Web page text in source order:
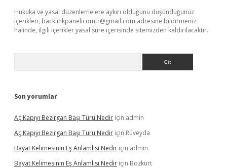
Hukuka ve yasal düzenlemelere aykırı olduğunu düşündüğünüz
içerikleri, backlinkpanelicomtr@gmail.com adresine bildirmeniz
halinde, ilgili içerikler yasal süre içerisinde sitemizden kaldırılacaktır.
Son yorumlar
Aç Kapıyı Bezirgan Başı Türü Nedir için admin
Aç Kapıyı Bezirgan Başı Türü Nedir için Rüveyda
Bayat Kelimesinin Eş Anlamlısı Nedir için admin
Bayat Kelimesinin Eş Anlamlısı Nedir için Bozkurt